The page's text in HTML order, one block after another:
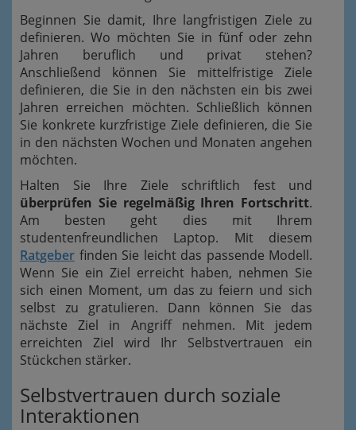
Beginnen Sie damit, Ihre langfristigen Ziele zu
definieren. Wo möchten Sie in fünf oder zehn
Jahren beruflich und privat stehen?
Anschließend können Sie mittelfristige Ziele
definieren, die Sie in den nächsten ein bis zwei
Jahren erreichen möchten. Schließlich können
Sie konkrete kurzfristige Ziele definieren, die Sie
in den nächsten Wochen und Monaten angehen
möchten.
Halten Sie Ihre Ziele schriftlich fest und
überprüfen Sie regelmäßig Ihren Fortschritt.
Am besten geht dies mit Ihrem
studentenfreundlichen Laptop. Mit diesem
Ratgeber finden Sie leicht das passende Modell.
Wenn Sie ein Ziel erreicht haben, nehmen Sie
sich einen Moment, um das zu feiern und sich
selbst zu gratulieren. Dann können Sie das
nächste Ziel in Angriff nehmen. Mit jedem
erreichten Ziel wird Ihr Selbstvertrauen ein
Stückchen stärker.
Selbstvertrauen durch soziale
Interaktionen